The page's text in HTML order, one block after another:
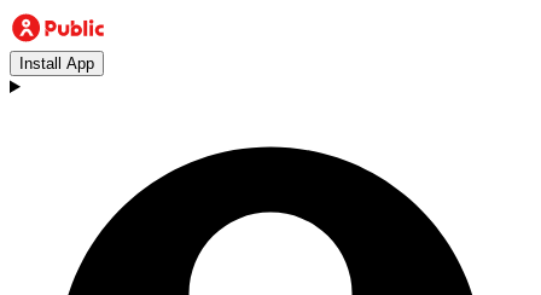
Install App